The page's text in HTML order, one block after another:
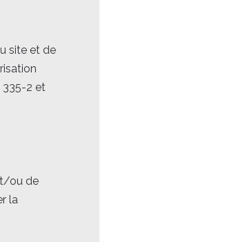
site et de
335-2 et
ou de
la